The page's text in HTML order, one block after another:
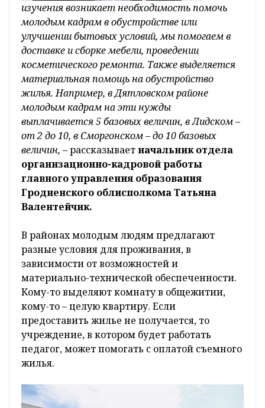
изучения возникает необходимость помочь
молодым кад­рам в обустройстве или
улучшении бытовых условий, мы помогаем в
доставке и сборке мебели, проведении
косметического ремонта. Также выделяется
материальная помощь на обустройство
жилья. Например, в Дятловском районе
молодым кадрам на эти нужды
выплачивается 5 базовых величин, в Лидском –
от 2 до 10, в Сморгонском – до 10 базовых
величин, – рассказываетначальник отдела
организационно-кадровой работы
главного управления образования
Гродненского облисполкома Татьяна
Валентейчик.
В районах молодым людям предлагают
разные условия для проживания, в
зависимости от возможностей и
материально-технической обеспеченности.
Кому-то выделяют комнату в общежитии,
кому-то – целую квартиру. Если
предоставить жилье не получается, то
учреждение, в котором будет работать
педагог, может помогать с оплатой съемного
жилья.